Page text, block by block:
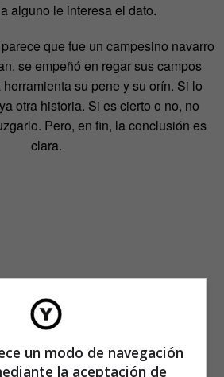
alguno le interesa el dato.
que fue un campesino navarro
se empeñó en regar sus campos
su pene y su orín. Si lo
otra historia. Si es cierto o no, no
Pero, en fin, la conclusión es
clara.
un modo de navegación
la aceptación de